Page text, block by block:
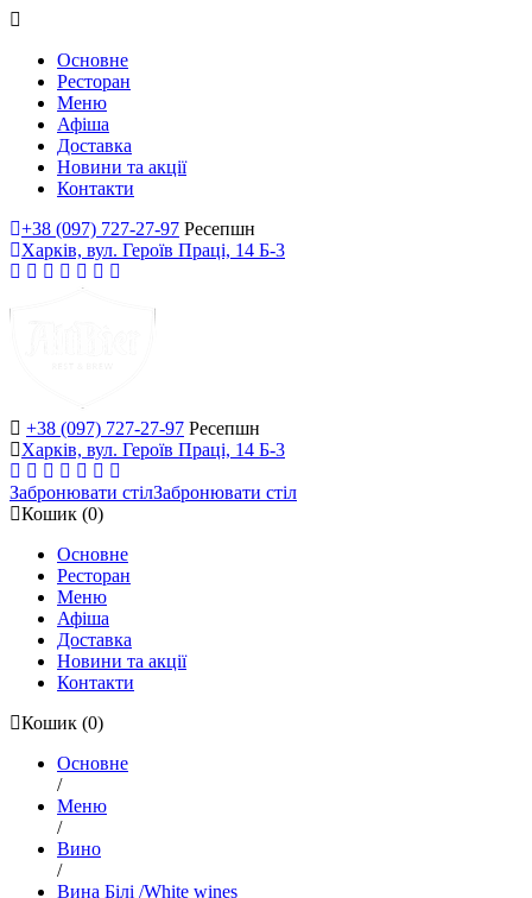
Основне
Ресторан
Меню
Афіша
Доставка
Новини та акції
Контакти
+38 (097) 727-27-97 Ресепшн
Харків, вул. Героїв Праці, 14 Б-3
+38 (097) 727-27-97 Ресепшн
Харків, вул. Героїв Праці, 14 Б-3
Забронювати стілЗабронювати стіл
Кошик (0)
Основне
Ресторан
Меню
Афіша
Доставка
Новини та акції
Контакти
Кошик (0)
Основне
/
Меню
/
Вино
/
Вина Білі /White wines